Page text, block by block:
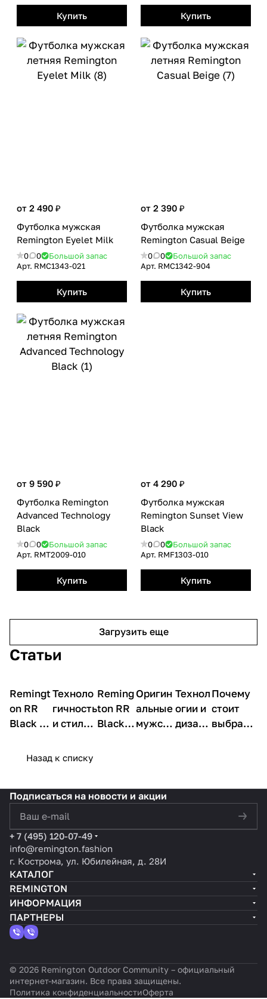
Купить Купить
от 2 490 ₽
Футболка мужская
Remington Eyelet Milk
0 0
Большой запас
Арт. RMС1343-021
Купить
от 2 390 ₽
Футболка мужская
Remington Casual Вeige
0 0
Большой запас
Арт. RMС1342-904
Купить
от 9 590 ₽
Футболка Remington
Advanced Technology
Black
0 0
Большой запас
Арт. RMТ2009-010
Купить
от 4 290 ₽
Футболка мужская
Remington Sunset View
Black
0 0
Большой запас
Арт. RMF1303-010
Купить
Загрузить еще
Статьи
О
товарах
Remingt
on RR
Black —
ная
длинны
рукаво
м для
повседн
евного
гардеро
ба
О
товарах
Техноло
гичность
и стиль в
длинным
Remingt
on RR
Black
для
городск
ой
жизни
О
товарах
Reming
ton RR
Black —
рукаво
городс
кого
стиля и
О
товарах
Оригин
альные
мужски
ton:
ость,
гаранти
О
товарах
Технол
огии и
дизайн
деталь
О
товарах
Почему
стоит
выбрать
активно
го и
Назад к списку
Подписаться на новости и акции
+ 7 (495) 120-07-49
info@remington.fashion
г. Кострома, ул. Юбилейная, д. 28И
КАТАЛОГ
REMINGTON
ИНФОРМАЦИЯ
ПАРТНЕРЫ
© 2026 Remington Outdoor Community – официальный
интернет-магазин. Все права защищены.
Политика конфиденциальностиОферта